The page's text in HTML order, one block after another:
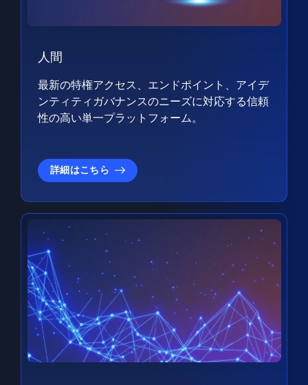
人間
最新の特権アクセス、エンドポイント、アイデ
ンティティガバナンスのニーズに対応する信頼
性の高い単一プラットフォーム。
詳細はこちら